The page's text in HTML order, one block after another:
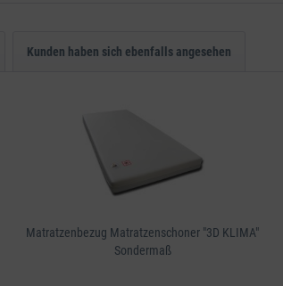
Kunden haben sich ebenfalls angesehen
Matratzenbezug Matratzenschoner "3D KLIMA"
Sondermaß